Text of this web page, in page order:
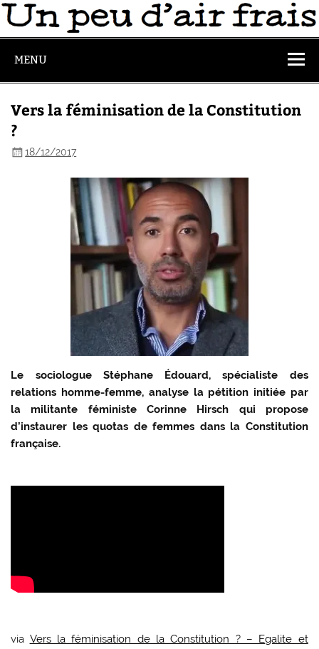
MENU
Vers la féminisation de la Constitution
?
18/12/2017
Le sociologue Stéphane Édouard, spécialiste des
relations homme-femme, analyse la pétition initiée par
la militante féministe Corinne Hirsch qui propose
d’instaurer les quotas de femmes dans la Constitution
française.
via Vers la féminisation de la Constitution ? – Egalite et